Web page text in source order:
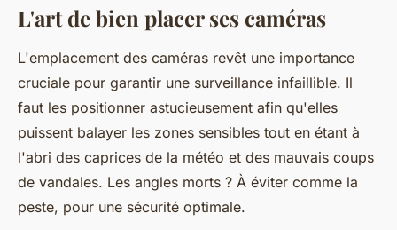
L'art de bien placer ses caméras
L'emplacement des caméras revêt une importance
cruciale pour garantir une surveillance infaillible. Il
faut les positionner astucieusement afin qu'elles
puissent balayer les zones sensibles tout en étant à
l'abri des caprices de la météo et des mauvais coups
de vandales. Les angles morts ? À éviter comme la
peste, pour une sécurité optimale.